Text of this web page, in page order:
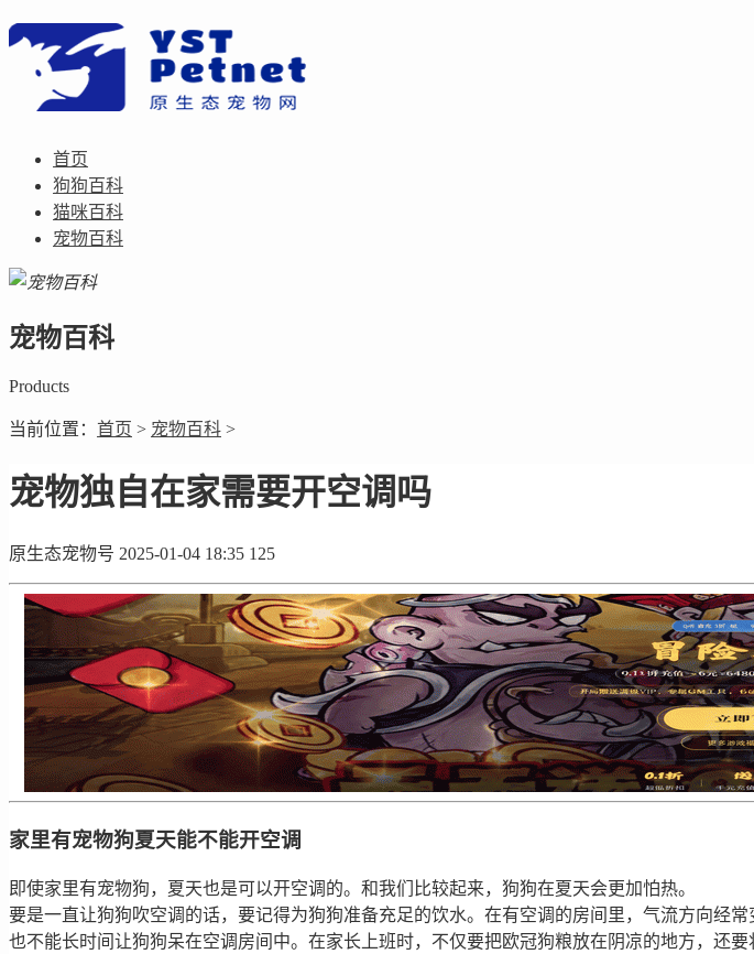
首页
狗狗百科
猫咪百科
宠物百科
宠物百科
Products
当前位置： 首页 > 宠物百科 >
宠物独自在家需要开空调吗
原生态宠物号 2025-01-04 18:35 125
家里有宠物狗夏天能不能开空调
即使家里有宠物狗，夏天也是可以开空调的。和我们比较起来，狗狗在夏天会更加怕热。
要是一直让狗狗吹空调的话，要记得为狗狗准备充足的饮水。在有空调的房间里，气流方向经
也不能长时间让狗狗呆在空调房间中。在家长上班时，不仅要把欧冠狗粮放在阴凉的地方，还